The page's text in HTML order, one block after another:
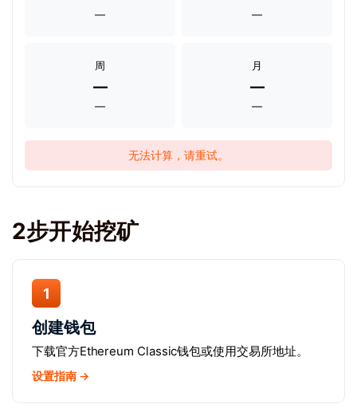
— —
周
—
—
月
—
—
无法计算，请重试。
2步开始挖矿
1
创建钱包
下载官方Ethereum Classic钱包或使用交易所地址。
设置指南 →